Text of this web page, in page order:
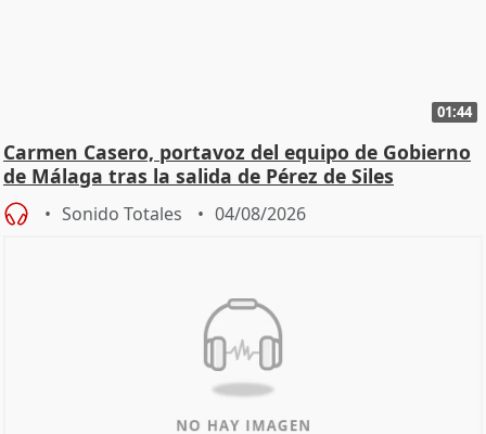
01:44
Carmen Casero, portavoz del equipo de Gobierno
de Málaga tras la salida de Pérez de Siles
Sonido Totales 04/08/2026